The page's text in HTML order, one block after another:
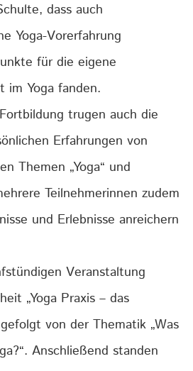
dass auch
Yoga-Vorerfahrung
für die eigene
im Yoga fanden.
trugen auch die
Erfahrungen von
Themen „Yoga“ und
Teilnehmerinnen zudem
und Erlebnisse anreichern
Veranstaltung
„Yoga Praxis – das
von der Thematik „Was
Anschließend standen